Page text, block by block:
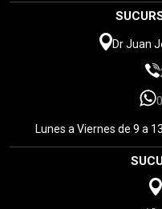
Dr Juan
Lunes a Viernes de 9 a